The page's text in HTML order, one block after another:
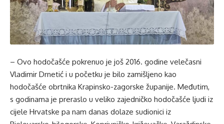
– Ovo hodočašće pokrenuo je još 2016. godine velečasni
Vladimir Drnetić i u početku je bilo zamišljeno kao
hodočašće obrtnika Krapinsko-zagorske županije. Međutim,
s godinama je preraslo u veliko zajedničko hodočašće ljudi iz
cijele Hrvatske pa nam danas dolaze sudionici iz